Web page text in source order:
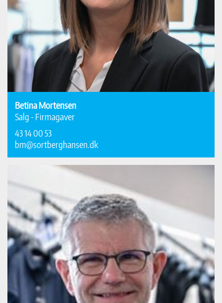
Betina Mortensen
Salg - Firmagaver
43 14 00 53
bm@sortberghansen.dk